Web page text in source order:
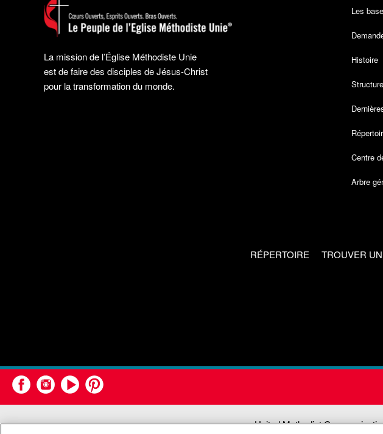
La mission de l’Église Méthodiste Unie
est de faire des disciples de Jésus-Christ
pour la transformation du monde.
Les
Histoire
Structure
Centre
Arbre
RÉPERTOIRE TROUVER
United Methodist